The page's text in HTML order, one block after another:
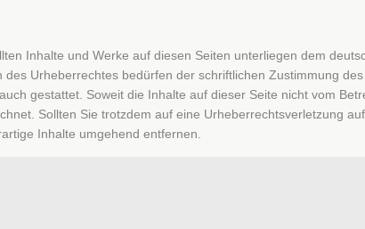
Inhalte und Werke auf diesen Seiten unterliegen dem
Urheberrechtes bedürfen der schriftlichen Zustimmung
gestattet. Soweit die Inhalte auf dieser Seite nicht vom
Sollten Sie trotzdem auf eine Urheberrechtsverletzung
Inhalte umgehend entfernen.